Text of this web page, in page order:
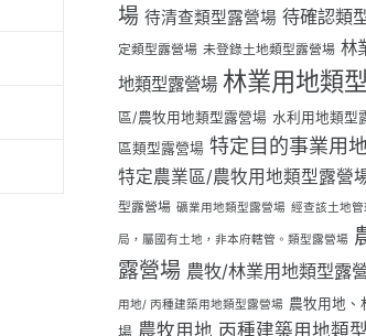
場 待清查類型露營場 待確認類
定類型露營場 未登錄土地類型露營場 林
地類型露營場 林業用地類
區/農牧用地類型露營場 水利用地類型
區類型露營場 特定目的事業用
特定農業區/農牧用地類型露營
型露營場 礦業用地類型露營場 經查該土地
局，屬國有土地，非本府轄管。類型露營場
露營場 農牧/林業用地類型露
用地/ 丙種建築用地類型露營場 農牧用地、
場 農牧用地 丙種建築用地類